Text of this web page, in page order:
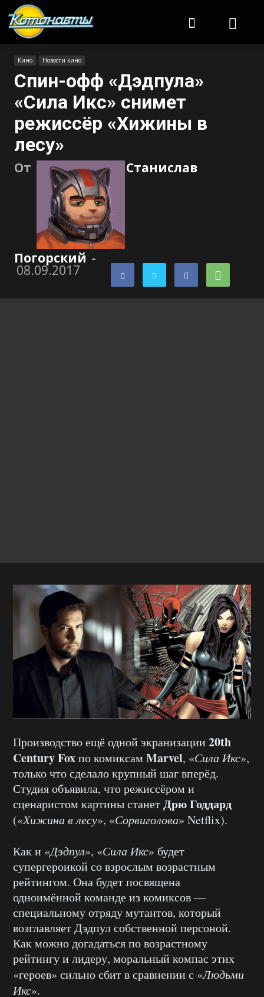
Кино Новости кино
Спин-офф «Дэдпула»
«Сила Икс» снимет
режиссёр «Хижины в
лесу»
От Станислав
Погорский -
08.09.2017
Производство ещё одной экранизации 20th
Century Foxпо комиксам Marvel, «Сила Икс»,
только что сделало крупный шаг вперёд.
Студия объявила, что режиссёром и
сценаристом картины станетДрю Годдард
(«Хижина в лесу», «Сорвиголова» Netflix).
Как и «Дэдпул», «Сила Икс» будет
супергероикой со взрослым возрастным
рейтингом. Она будет посвящена
одноимённой команде из комиксов —
специальному отряду мутантов, который
возглавляет Дэдпул собственной персоной.
Как можно догадаться по возрастному
рейтингу и лидеру, моральный компас этих
«героев» сильно сбит в сравнении с «Людьми
Икс».